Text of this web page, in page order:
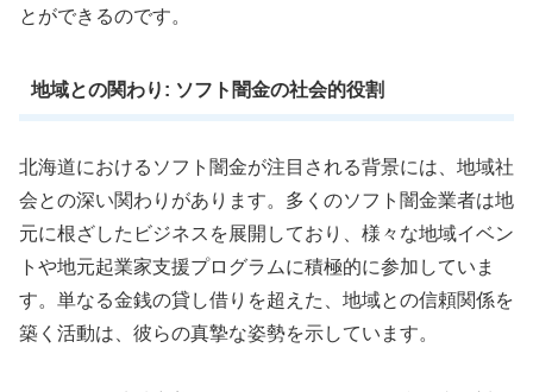
とができるのです。
地域との関わり: ソフト闇金の社会的役割
北海道におけるソフト闇金が注目される背景には、地域社
会との深い関わりがあります。多くのソフト闇金業者は地
元に根ざしたビジネスを展開しており、様々な地域イベン
トや地元起業家支援プログラムに積極的に参加していま
す。単なる金銭の貸し借りを超えた、地域との信頼関係を
築く活動は、彼らの真摯な姿勢を示しています。